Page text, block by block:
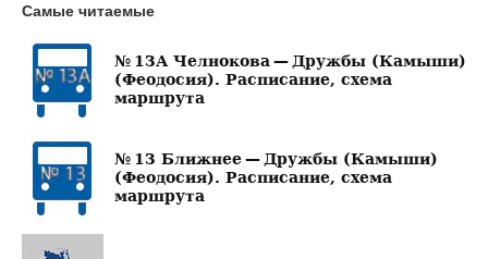
Самые читаемые
№ 13А Челнокова — Дружбы (Камыши)
(Феодосия). Расписание, схема
маршрута
№ 13 Ближнее — Дружбы (Камыши)
(Феодосия). Расписание, схема
маршрута